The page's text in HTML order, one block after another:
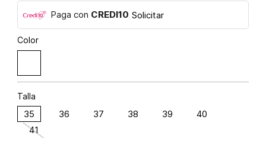
Paga con CREDI10 Solicitar
Color
Talla
35 36 37 38 39
40
41